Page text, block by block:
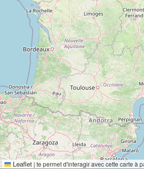
Leaflet | te permet d'interagir avec cette carte à